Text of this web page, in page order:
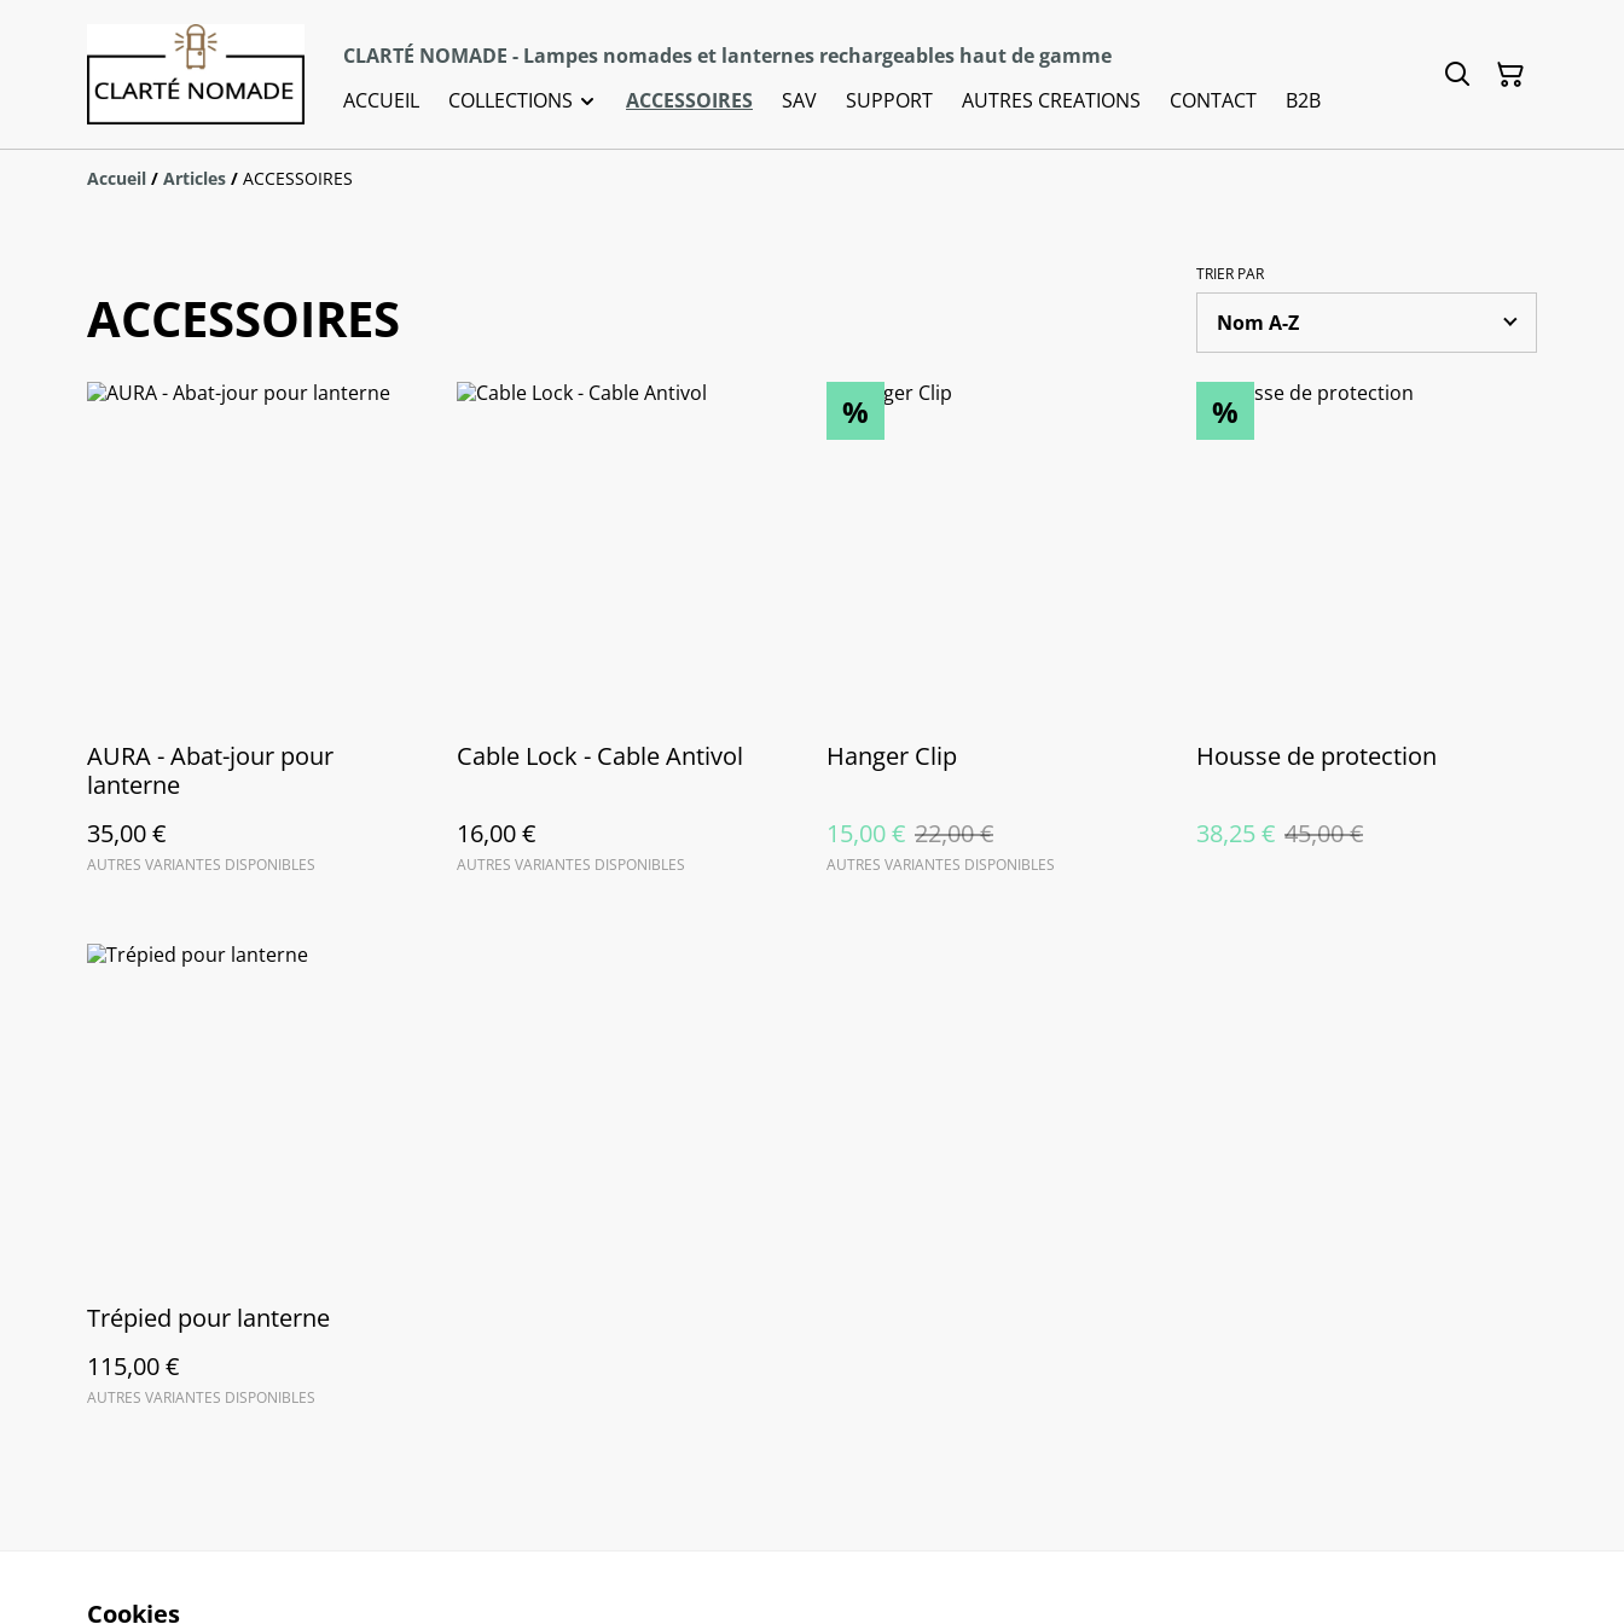
CLARTÉ NOMADE - Lampes nomades et lanternes rechargeables haut de gamme
ACCUEIL
COLLECTIONS ACCESSOIRES SAV SUPPORT AUTRES CREATIONS CONTACT B2B
Accueil / Articles / ACCESSOIRES
ACCESSOIRES
TRIER PAR
AURA - Abat-jour pour
lanterne
35,00 €
AUTRES VARIANTES DISPONIBLES
Cable Lock - Cable Antivol
16,00 €
AUTRES VARIANTES DISPONIBLES
%
Hanger Clip
15,00 € 22,00 €
AUTRES VARIANTES DISPONIBLES
%
Housse de protection
38,25 € 45,00 €
Trépied pour lanterne
115,00 €
AUTRES VARIANTES DISPONIBLES
Cookies